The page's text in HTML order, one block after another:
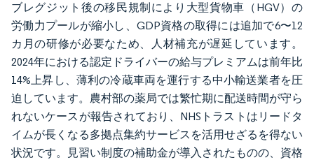
ブレグジット後の移民規制により大型貨物車（HGV）の
労働力プールが縮小し、GDP資格の取得には追加で6〜12
カ月の研修が必要なため、人材補充が遅延しています。
2024年における認定ドライバーの給与プレミアムは前年比
14%上昇し、薄利の冷蔵車両を運行する中小輸送業者を圧
迫しています。農村部の薬局では繁忙期に配送時間が守ら
れないケースが報告されており、NHSトラストはリードタ
イムが長くなる多拠点集約サービスを活用せざるを得ない
状況です。見習い制度の補助金が導入されたものの、資格